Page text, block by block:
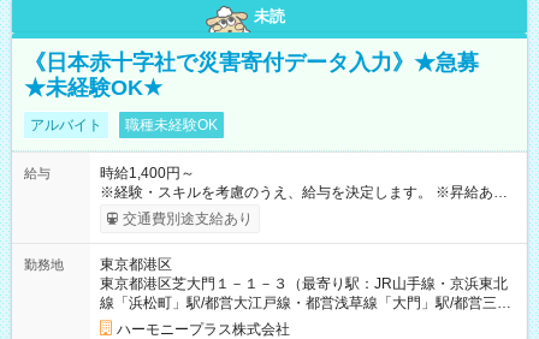
未読
《日本赤十字社で災害寄付データ入力》★急募
★未経験OK★
アルバイト 職種未経験OK
給与
時給1,400円～
※経験・スキルを考慮のうえ、給与を決定します。 ※昇給あり
（勤務実績・評価による） ※残業が発生した場合は、時間外手
当を全額支給します。 ※交通費支給（月額上限50,000円／当社
間中も給与・待遇に変更はありません。 【試用期間】試用期間
あり 試用期間の長さ：1ヶ月 雇用形態、給与は本採用時と同じ
です。 試用期間中は、健康保険などの福利厚生の一部が制限さ
れる可能性があります。
交通費別途支給あり
勤務地
東京都港区
東京都港区芝大門１－１－３（最寄り駅：JR山手線・京浜東北
線「浜松町」駅/都営大江戸線・都営浅草線「⼤⾨」駅/都営三田
線「御成⾨」駅）
ハーモニープラス株式会社